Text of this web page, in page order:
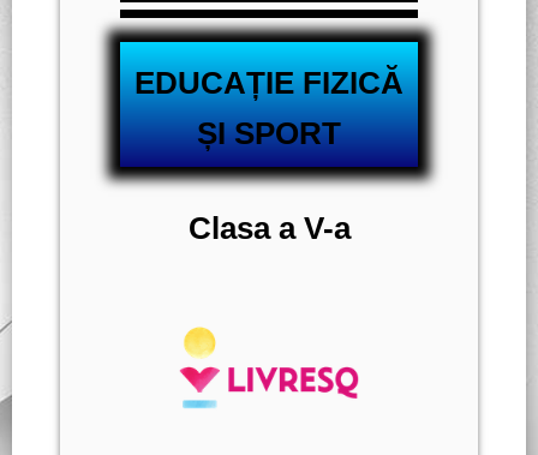
EDUCAȚIE FIZICĂ
ȘI SPORT
Clasa a V-a